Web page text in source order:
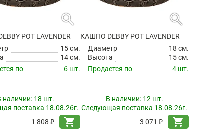
search
POT LAVENDER
15 см.
14 см.
по
6 шт.
наличии: 18 шт.
поставка 18.08.26г.
1 808 ₽
shopping_cart
search
КАШПО DEBBY POT LAVENDER
Диаметр
18 см.
Высота
15 см.
Продается по
4 шт.
В наличии: 12 шт.
Следующая поставка 18.08.26г.
3 071 ₽
shopping_cart